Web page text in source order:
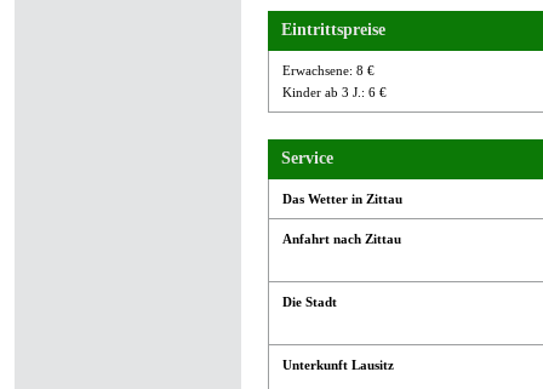
Eintrittspreise
Erwachsene: 8 €
Kinder ab 3 J.: 6 €
Service
Das Wetter in Zittau
Anfahrt nach Zittau
Die Stadt
Unterkunft Lausitz